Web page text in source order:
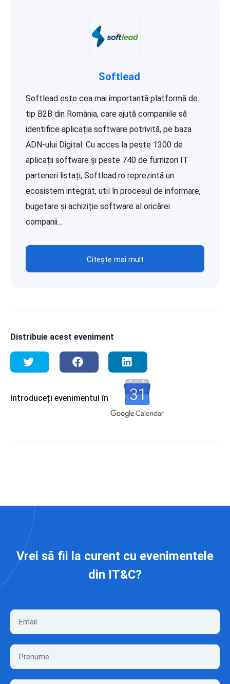
Softlead
Softlead este cea mai importantă platformă de
tip B2B din România, care ajută companiile să
identifice aplicația software potrivită, pe baza
ADN-ului Digital. Cu acces la peste 1300 de
aplicații software și peste 740 de furnizori IT
parteneri listați, Softlead.ro reprezintă un
ecosistem integrat, util în procesul de informare,
bugetare și achiziție software al oricărei
companii...
Citește mai mult
Distribuie acest eveniment
Introduceți evenimentul în
Vrei să fii la curent cu evenimentele
din IT&C?